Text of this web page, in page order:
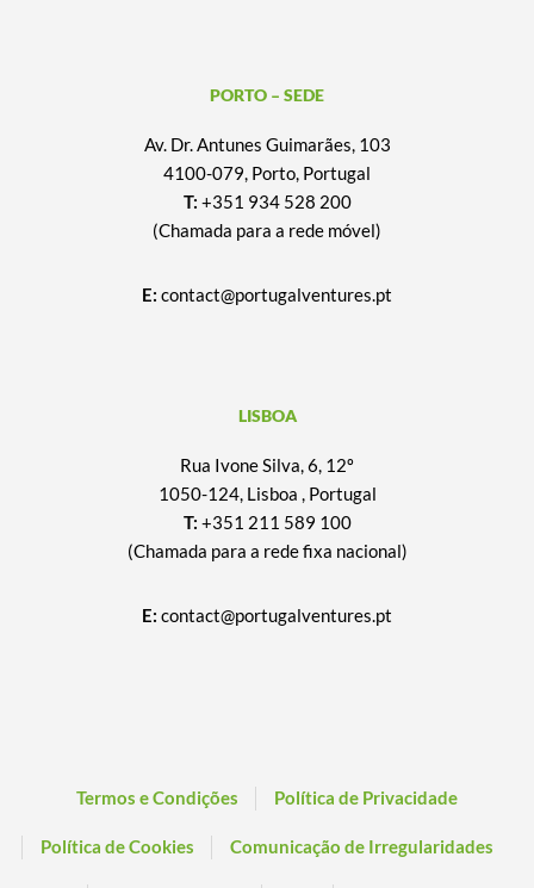
PORTO – SEDE
Av. Dr. Antunes Guimarães, 103
4100-079, Porto, Portugal
T: +351 934 528 200
(Chamada para a rede móvel)
E: contact@portugalventures.pt
LISBOA
Rua Ivone Silva, 6, 12º
1050-124, Lisboa , Portugal
T: +351 211 589 100
(Chamada para a rede fixa nacional)
E: contact@portugalventures.pt
Termos e Condições Política de Privacidade
Política de Cookies Comunicação de Irregularidades